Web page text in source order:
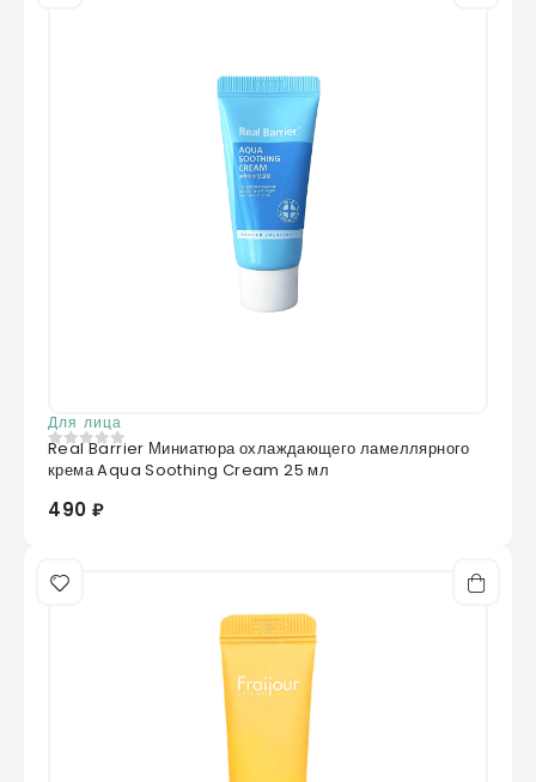
Для лица
0 из 5
Real Barrier Миниатюра охлаждающего ламеллярного
крема Aqua Soothing Cream 25 мл
490 ₽